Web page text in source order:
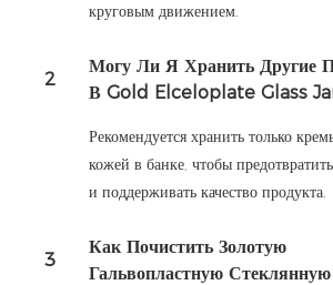
круговым движением.
2
Могу Ли Я Хранить Другие
В Gold Elceloplate Glass
Рекомендуется хранить только
кожей в банке, чтобы
и поддерживать качество продукта.
3
Как Почистить Золотую
Гальвопластную